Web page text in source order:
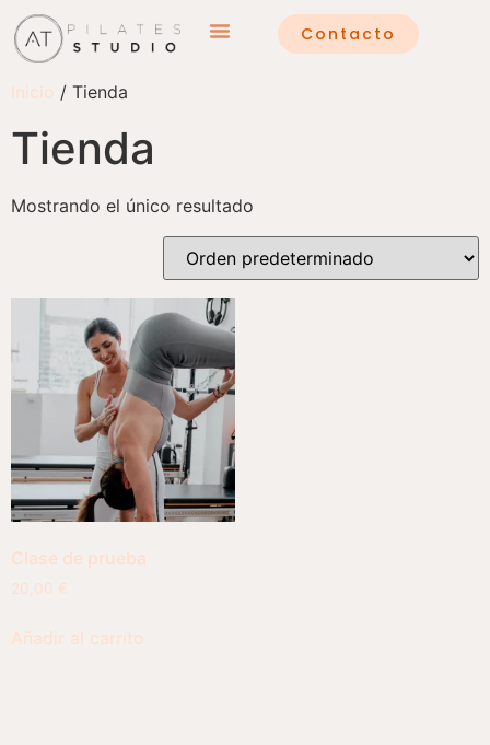
Contacto
Inicio / Tienda
Tienda
Mostrando el único resultado
Clase de prueba
20,00 €
Añadir al carrito